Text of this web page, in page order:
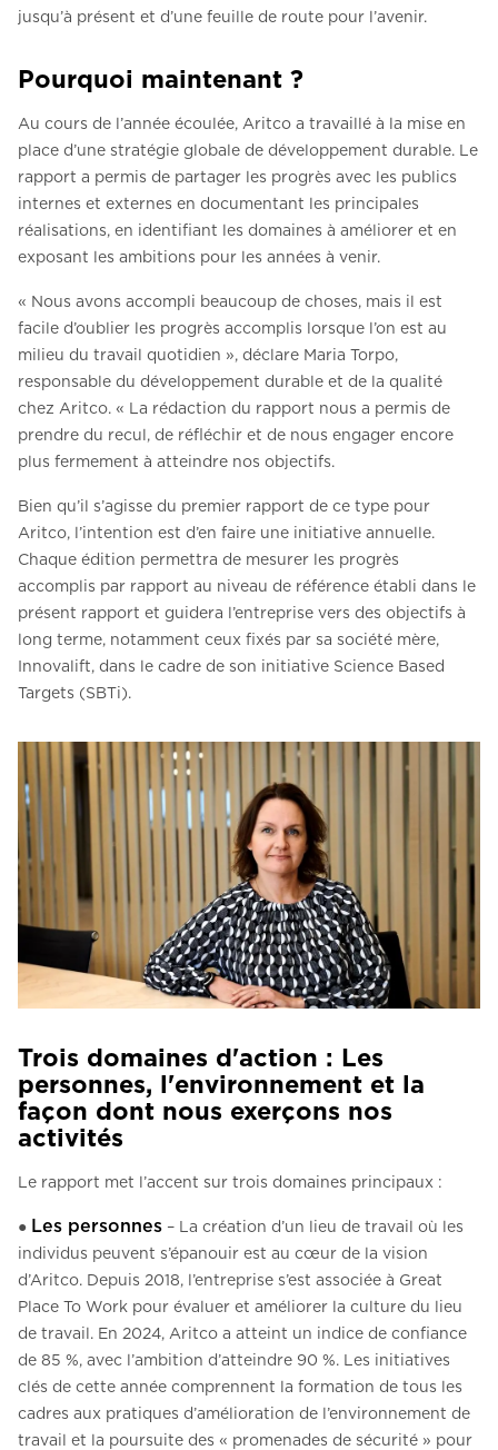
jusqu’à présent et d’une feuille de route pour l’avenir.
Pourquoi maintenant ?
Au cours de l’année écoulée, Aritco a travaillé à la mise en
place d’une stratégie globale de développement durable. Le
rapport a permis de partager les progrès avec les publics
internes et externes en documentant les principales
réalisations, en identifiant les domaines à améliorer et en
exposant les ambitions pour les années à venir.
« Nous avons accompli beaucoup de choses, mais il est
facile d’oublier les progrès accomplis lorsque l’on est au
milieu du travail quotidien », déclare Maria Torpo,
responsable du développement durable et de la qualité
chez Aritco. « La rédaction du rapport nous a permis de
prendre du recul, de réfléchir et de nous engager encore
plus fermement à atteindre nos objectifs.
Bien qu’il s’agisse du premier rapport de ce type pour
Aritco, l’intention est d’en faire une initiative annuelle.
Chaque édition permettra de mesurer les progrès
accomplis par rapport au niveau de référence établi dans le
présent rapport et guidera l’entreprise vers des objectifs à
long terme, notamment ceux fixés par sa société mère,
Innovalift, dans le cadre de son initiative Science Based
Targets (SBTi).
Trois domaines d'action : Les
personnes, l'environnement et la
façon dont nous exerçons nos
activités
Le rapport met l’accent sur trois domaines principaux :
● Les personnes – La création d’un lieu de travail où les
individus peuvent s’épanouir est au cœur de la vision
d’Aritco. Depuis 2018, l’entreprise s’est associée à Great
Place To Work pour évaluer et améliorer la culture du lieu
de travail. En 2024, Aritco a atteint un indice de confiance
de 85 %, avec l’ambition d’atteindre 90 %. Les initiatives
clés de cette année comprennent la formation de tous les
cadres aux pratiques d’amélioration de l’environnement de
travail et la poursuite des « promenades de sécurité » pour